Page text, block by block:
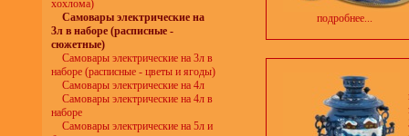
хохлома)
Самовары электрические на
3л в наборе (расписные -
сюжетные)
Самовары электрические на 3л в
наборе (расписные - цветы и ягоды)
Самовары электрические на 4л
Самовары электрические на 4л в
наборе
Самовары электрические на 5л и
подробнее...